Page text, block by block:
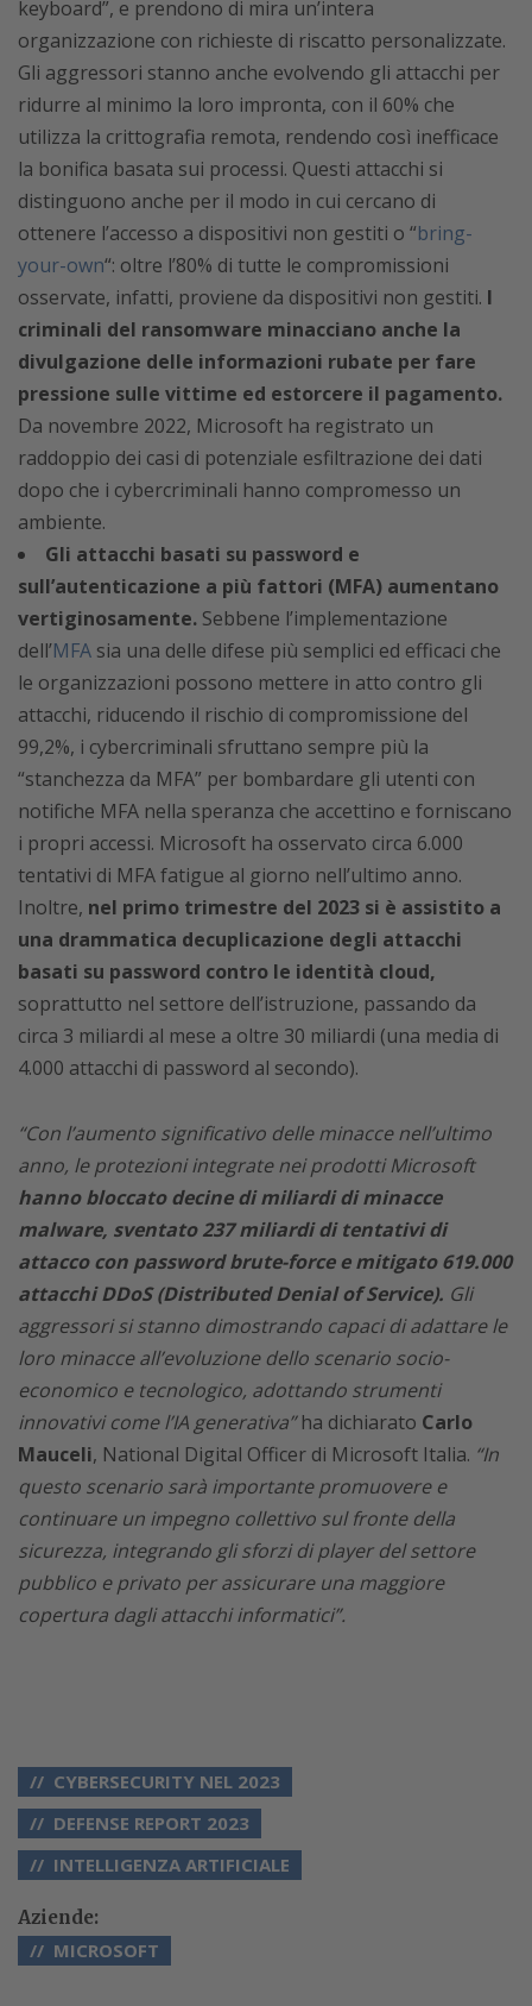
keyboard”, e prendono di mira un’intera
organizzazione con richieste di riscatto personalizzate.
Gli aggressori stanno anche evolvendo gli attacchi per
ridurre al minimo la loro impronta, con il 60% che
utilizza la crittografia remota, rendendo così inefficace
la bonifica basata sui processi. Questi attacchi si
distinguono anche per il modo in cui cercano di
ottenere l’accesso a dispositivi non gestiti o “bring-
your-own“: oltre l’80% di tutte le compromissioni
osservate, infatti, proviene da dispositivi non gestiti. I
criminali del ransomware minacciano anche la
divulgazione delle informazioni rubate per fare
pressione sulle vittime ed estorcere il pagamento.
Da novembre 2022, Microsoft ha registrato un
raddoppio dei casi di potenziale esfiltrazione dei dati
dopo che i cybercriminali hanno compromesso un
ambiente.
Gli attacchi basati su password e
sull’autenticazione a più fattori (MFA) aumentano
vertiginosamente. Sebbene l’implementazione
dell’MFA sia una delle difese più semplici ed efficaci che
le organizzazioni possono mettere in atto contro gli
attacchi, riducendo il rischio di compromissione del
99,2%, i cybercriminali sfruttano sempre più la
“stanchezza da MFA” per bombardare gli utenti con
notifiche MFA nella speranza che accettino e forniscano
i propri accessi. Microsoft ha osservato circa 6.000
tentativi di MFA fatigue al giorno nell’ultimo anno.
Inoltre, nel primo trimestre del 2023 si è assistito a
una drammatica decuplicazione degli attacchi
basati su password contro le identità cloud,
soprattutto nel settore dell’istruzione, passando da
circa 3 miliardi al mese a oltre 30 miliardi (una media di
4.000 attacchi di password al secondo).
“Con l’aumento significativo delle minacce nell’ultimo
anno, le protezioni integrate nei prodotti Microsoft
hanno bloccato decine di miliardi di minacce
malware, sventato 237 miliardi di tentativi di
attacco con password brute-force e mitigato 619.000
attacchi DDoS (Distributed Denial of Service). Gli
aggressori si stanno dimostrando capaci di adattare le
loro minacce all’evoluzione dello scenario socio-
economico e tecnologico, adottando strumenti
innovativi come l’IA generativa”ha dichiarato Carlo
Mauceli, National Digital Officer di Microsoft Italia. “In
questo scenario sarà importante promuovere e
continuare un impegno collettivo sul fronte della
sicurezza, integrando gli sforzi di player del settore
pubblico e privato per assicurare una maggiore
copertura dagli attacchi informatici”.
CYBERSECURITY NEL 2023
DEFENSE REPORT 2023
INTELLIGENZA ARTIFICIALE
Aziende:
MICROSOFT